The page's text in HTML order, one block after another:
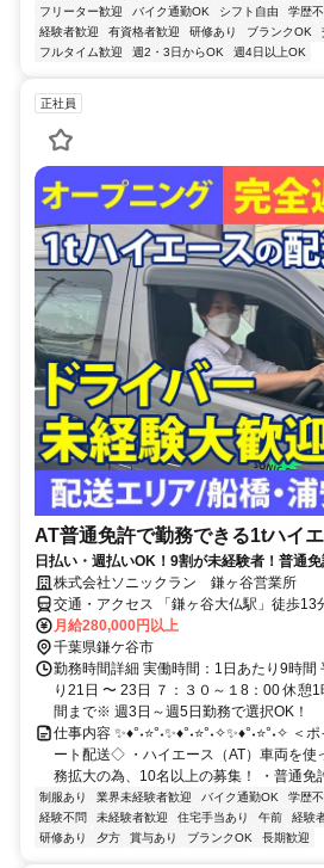
フリーター歓迎
バイク通勤OK シフト自由 学歴
経験者歓迎
有資格者歓迎 研修あり ブランクOK
フルタイム歓迎
週2・3日からOK 週4日以上OK
正社員
AT普通免許で勤務できる1tハイ
日払い・週払いOK！9割が未経験者！普通免
株式会社ソニックラン 鎌ヶ谷営業所
交通・アクセス 「鎌ヶ谷大仏駅」徒歩13
分 （面接は車庫で行います）
月給280,000円以上
千葉県鎌ケ谷市
勤務時間詳細 実働時間：1日あたり9時間
り21日 〜 23日 ７：３０～１8：00 休憩
間まで※ 週3日～週5日勤務で選択OK！
仕事内容 ✨♦°˖⭐°˖✨♦°˖⭐°˖✧✨♦°˖⭐°˖✧
ート配送◇ ・ハイエース（AT）車両を使
務拡大の為、10名以上の募集！ ・普通免
制服あり 業界未経験者歓迎 バイク通勤OK 学歴
経験不問
未経験者歓迎 住宅手当あり 午前 経験
研修あり
夕方 賞与あり ブランクOK 長期歓迎